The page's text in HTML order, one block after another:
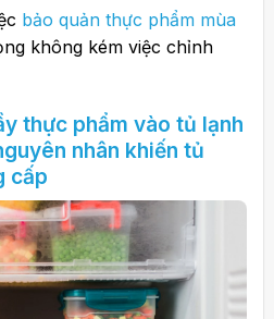
bảo quản thực phẩm mùa
không kém việc chỉnh
thực phẩm vào tủ lạnh
nhân khiến tủ
cấp